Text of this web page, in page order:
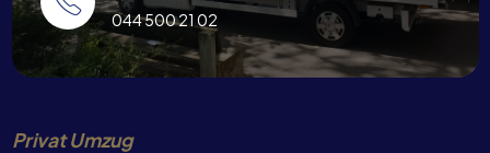
044 500 21 02
Privat Umzug